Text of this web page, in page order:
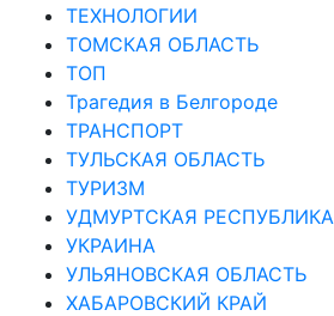
ТЕХНОЛОГИИ
ТОМСКАЯ ОБЛАСТЬ
ТОП
Трагедия в Белгороде
ТРАНСПОРТ
ТУЛЬСКАЯ ОБЛАСТЬ
ТУРИЗМ
УДМУРТСКАЯ РЕСПУБЛИКА
УКРАИНА
УЛЬЯНОВСКАЯ ОБЛАСТЬ
ХАБАРОВСКИЙ КРАЙ